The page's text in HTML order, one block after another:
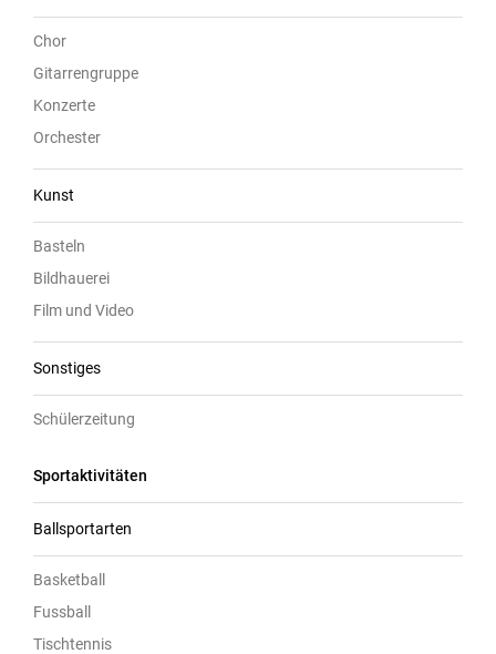
Chor
Gitarrengruppe
Konzerte
Orchester
Kunst
Basteln
Bildhauerei
Film und Video
Sonstiges
Schülerzeitung
Sportaktivitäten
Ballsportarten
Basketball
Fussball
Tischtennis